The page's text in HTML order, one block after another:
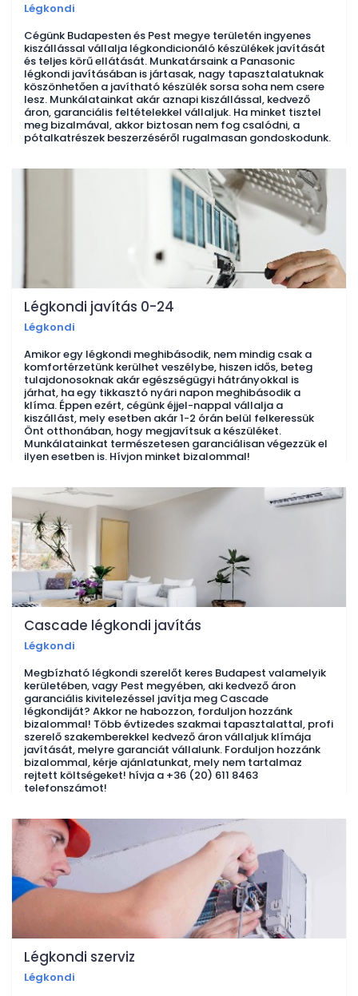
Légkondi
Cégünk Budapesten és Pest megye területén ingyenes
kiszállással vállalja légkondicionáló készülékek javítását
és teljes körű ellátását. Munkatársaink a Panasonic
légkondi javításában is jártasak, nagy tapasztalatuknak
köszönhetően a javítható készülék sorsa soha nem csere
lesz. Munkálatainkat akár aznapi kiszállással, kedvező
áron, garanciális feltételekkel vállaljuk. Ha minket tisztel
meg bizalmával, akkor biztosan nem fog csalódni, a
pótalkatrészek beszerzéséről rugalmasan gondoskodunk.
Légkondi javítás 0-24
Légkondi
Amikor egy légkondi meghibásodik, nem mindig csak a
komfortérzetünk kerülhet veszélybe, hiszen idős, beteg
tulajdonosoknak akár egészségügyi hátrányokkal is
járhat, ha egy tikkasztó nyári napon meghibásodik a
klíma. Éppen ezért, cégünk éjjel-nappal vállalja a
kiszállást, mely esetben akár 1-2 órán belül felkeressük
Önt otthonában, hogy megjavítsuk a készüléket.
Munkálatainkat természetesen garanciálisan végezzük el
ilyen esetben is. Hívjon minket bizalommal!
Cascade légkondi javítás
Légkondi
Megbízható légkondi szerelőt keres Budapest valamelyik
kerületében, vagy Pest megyében, aki kedvező áron
garanciális kivitelezéssel javítja meg Cascade
légkondiját? Akkor ne habozzon, forduljon hozzánk
bizalommal! Több évtizedes szakmai tapasztalattal, profi
szerelő szakemberekkel kedvező áron vállaljuk klímája
javítását, melyre garanciát vállalunk. Forduljon hozzánk
bizalommal, kérje ajánlatunkat, mely nem tartalmaz
rejtett költségeket! hívja a +36 (20) 611 8463
telefonszámot!
Légkondi szerviz
Légkondi